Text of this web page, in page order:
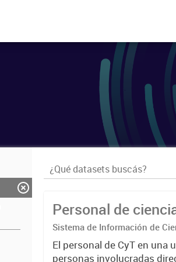
Personal de
Sistema de Información de
El personal de CyT en una
personas involucradas